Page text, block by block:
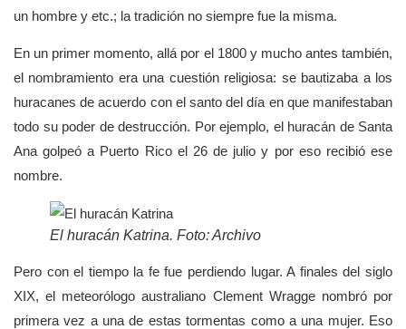
un hombre y etc.; la tradición no siempre fue la misma.
En un primer momento, allá por el 1800 y mucho antes también,
el nombramiento era una cuestión religiosa: se bautizaba a los
huracanes de acuerdo con el santo del día en que manifestaban
todo su poder de destrucción. Por ejemplo, el huracán de Santa
Ana golpeó a Puerto Rico el 26 de julio y por eso recibió ese
nombre.
El huracán Katrina. Foto: Archivo
Pero con el tiempo la fe fue perdiendo lugar. A finales del siglo
XIX, el meteorólogo australiano Clement Wragge nombró por
primera vez a una de estas tormentas como a una mujer. Eso